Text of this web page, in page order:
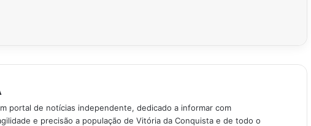
portal de notícias independente, dedicado a informar com
e precisão a população de Vitória da Conquista e de todo o